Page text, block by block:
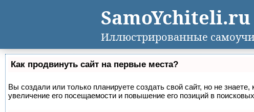
Как продвинуть сайт на первые места?
Вы создали или только планируете создать свой сайт, но не
увеличение его посещаемости и повышение его позиций в
SamoYchiteli.ru
Иллюстрированные